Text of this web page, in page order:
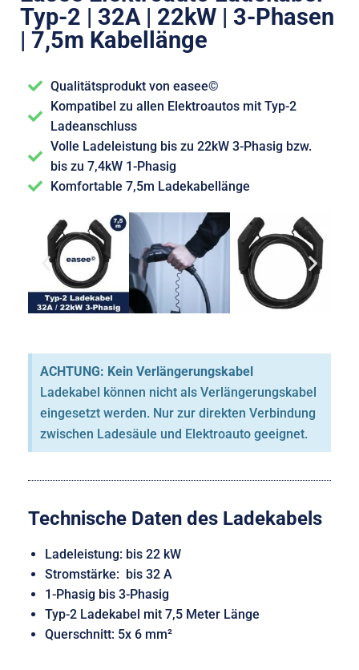
Typ-2 | 32A | 22kW | 3-Phasen
| 7,5m Kabellänge
Qualitätsprodukt von easee©
Kompatibel zu allen Elektroautos mit Typ-2
Ladeanschluss
Volle Ladeleistung bis zu 22kW 3-Phasig bzw.
bis zu 7,4kW 1-Phasig
Komfortable 7,5m Ladekabellänge
ACHTUNG: Kein Verlängerungskabel
Ladekabel können nicht als Verlängerungskabel
eingesetzt werden. Nur zur direkten Verbindung
zwischen Ladesäule und Elektroauto geeignet.
Technische Daten des Ladekabels
Ladeleistung: bis 22 kW
Stromstärke: bis 32 A
1-Phasig bis 3-Phasig
Typ-2 Ladekabel mit 7,5 Meter Länge
Querschnitt: 5x 6 mm²